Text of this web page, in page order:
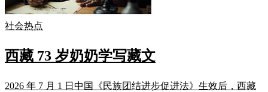
社会热点
西藏 73 岁奶奶学写藏文
2026 年 7 月 1 日中国《民族团结进步促进法》生效后，西藏